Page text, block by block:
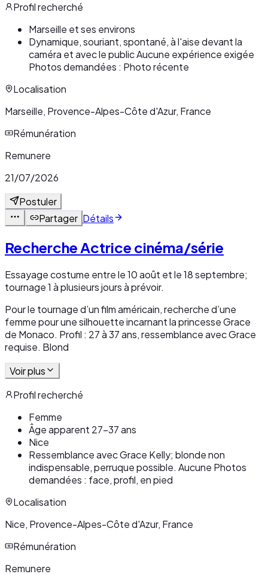
Profil recherché
Marseille et ses environs
Dynamique, souriant, spontané, à l'aise devant la
caméra et avec le public Aucune expérience exigée
Photos demandées : Photo récente
Localisation
Marseille, Provence-Alpes-Côte d'Azur, France
Rémunération
Remunere
21/07/2026
Postuler
Partager Détails
Recherche Actrice cinéma/série
Essayage costume entre le 10 août et le 18 septembre;
tournage 1 à plusieurs jours à prévoir.
Pour le tournage d’un film américain, recherche d’une
femme pour une silhouette incarnant la princesse Grace
de Monaco. Profil : 27 à 37 ans, ressemblance avec Grace
requise. Blond
Voir plus
Profil recherché
Femme
Âge apparent 27-37 ans
Nice
Ressemblance avec Grace Kelly; blonde non
indispensable, perruque possible. Aucune Photos
demandées : face, profil, en pied
Localisation
Nice, Provence-Alpes-Côte d'Azur, France
Rémunération
Remunere